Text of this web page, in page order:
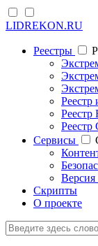
LIDREKON.RU
Реестры
Реестр
Cервисы
Версия
Скрипты
О проекте